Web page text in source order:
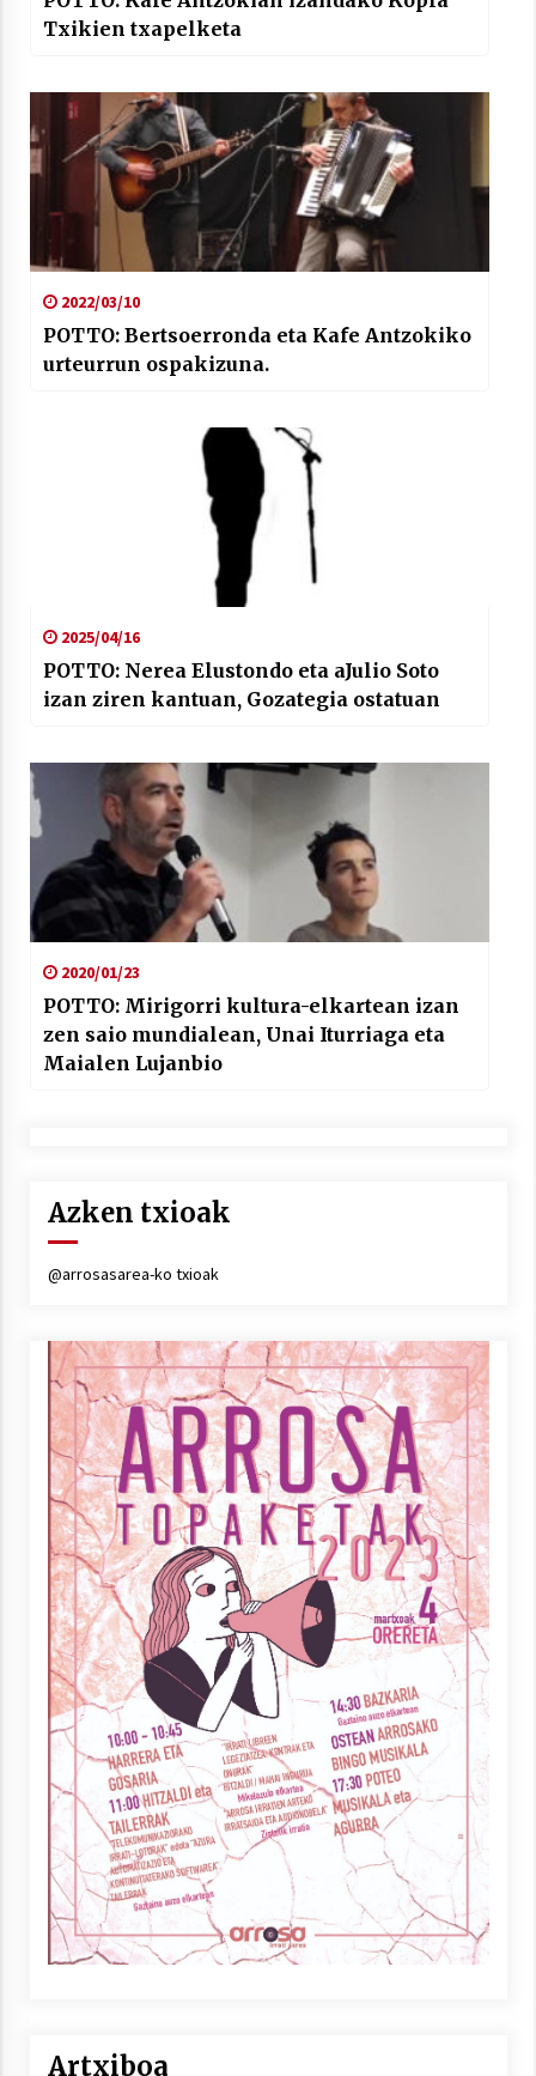
Txikien txapelketa
2022/03/10
POTTO: Bertsoerronda eta Kafe Antzokiko
urteurrun ospakizuna.
2025/04/16
POTTO: Nerea Elustondo eta aJulio Soto
izan ziren kantuan, Gozategia ostatuan
2020/01/23
POTTO: Mirigorri kultura-elkartean izan
zen saio mundialean, Unai Iturriaga eta
Maialen Lujanbio
Azken txioak
@arrosasarea-ko txioak
Artxiboa